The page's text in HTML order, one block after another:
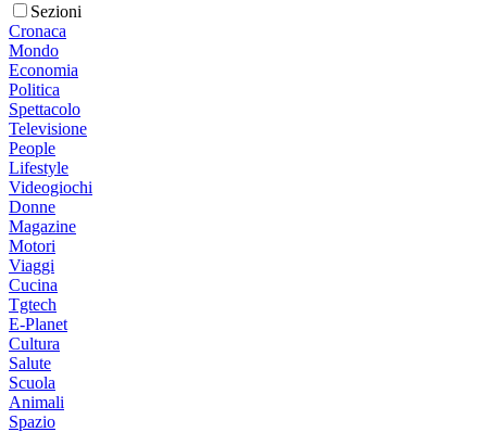
Sezioni
Cronaca
Mondo
Economia
Politica
Spettacolo
Televisione
People
Lifestyle
Videogiochi
Donne
Magazine
Motori
Viaggi
Cucina
Tgtech
E-Planet
Cultura
Salute
Scuola
Animali
Spazio